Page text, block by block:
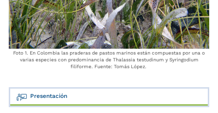
Foto 1. En Colombia las praderas de pastos marinos están compuestas por una o
varias especies con predominancia de Thalassia testudinum y Syringodium
filiforme. Fuente: Tomás López.
Presentación